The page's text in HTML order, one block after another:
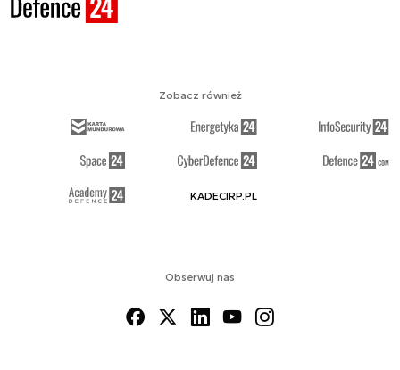
Obserwuj nas
Zobacz również
KADECIRP.PL